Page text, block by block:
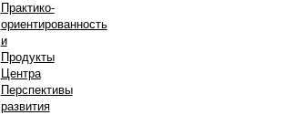
Практико-
ориентированность
и
Продукты
Центра
Перспективы
развития